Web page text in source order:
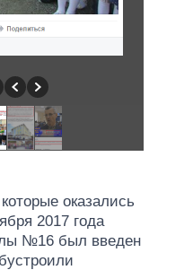
оказались
2017 года
№16 был введен